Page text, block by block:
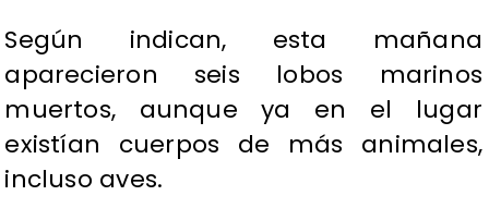
Según indican, esta mañana
aparecieron seis lobos marinos
muertos, aunque ya en el lugar
existían cuerpos de más animales,
incluso aves.